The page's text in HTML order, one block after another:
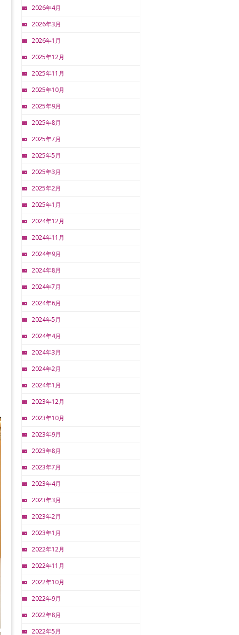
2026年4月
2026年3月
2026年1月
2025年12月
2025年11月
2025年10月
2025年9月
2025年8月
2025年7月
2025年5月
2025年3月
2025年2月
2025年1月
2024年12月
2024年11月
2024年9月
2024年8月
2024年7月
2024年6月
2024年5月
2024年4月
2024年3月
2024年2月
2024年1月
2023年12月
2023年10月
2023年9月
2023年8月
2023年7月
2023年4月
2023年3月
2023年2月
2023年1月
2022年12月
2022年11月
2022年10月
2022年9月
2022年8月
2022年5月